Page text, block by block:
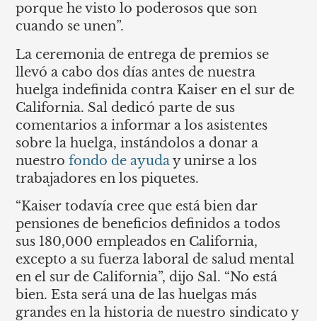
porque he visto lo poderosos que son
cuando se unen”.
La ceremonia de entrega de premios se
llevó a cabo dos días antes de nuestra
huelga indefinida contra Kaiser en el sur de
California. Sal dedicó parte de sus
comentarios a informar a los asistentes
sobre la huelga, instándolos a donar a
nuestrofondo de ayuday unirse a los
trabajadores en los piquetes.
“Kaiser todavía cree que está bien dar
pensiones de beneficios definidos a todos
sus 180,000 empleados en California,
excepto a su fuerza laboral de salud mental
en el sur de California”, dijo Sal. “No está
bien. Esta será una de las huelgas más
grandes en la historia de nuestro sindicato y